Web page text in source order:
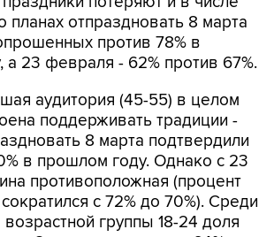
против 78% в
23 февраля - 62% против 67%.
аудитория (45-55) в целом
8 марта подтвердили
в прошлом году. Однако с 23
противоположная (процент
с 72% до 70%). Среди
группы 18-24 доля
8 марта снизилась с 64% до
- с 54% до 53%.